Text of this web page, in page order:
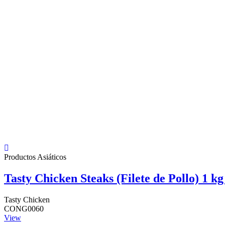
Productos Asiáticos
Tasty Chicken Steaks (Filete de Pollo) 1
Tasty Chicken
CONG0060
View